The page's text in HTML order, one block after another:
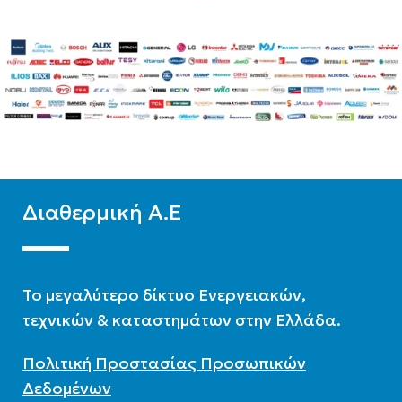
Διαθερμική Α.Ε
To μεγαλύτερο δίκτυο Ενεργειακών,
τεχνικών & καταστημάτων στην Ελλάδα.
Πολιτική Προστασίας Προσωπικών
Δεδομένων